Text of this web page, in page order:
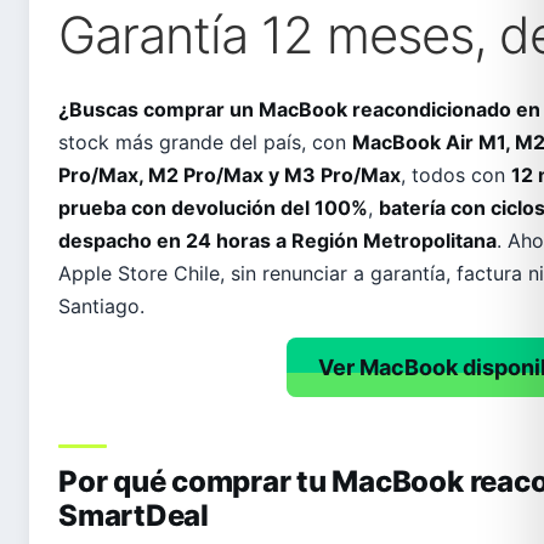
Garantía 12 meses,
¿Buscas comprar un MacBook reacondicionado
stock más grande del país, con MacBook Air M1,
Pro/Max, M2 Pro/Max y M3 Pro/Max, todos con 12
prueba con devolución del 100%, batería con
despacho en 24 horas a Región Metropolitana.
Apple Store Chile, sin renunciar a garantía, factura
Santiago.
Ver MacBook
Por qué comprar tu MacBook
SmartDeal